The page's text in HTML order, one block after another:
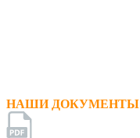
НАШИ ДОКУМЕНТЫ